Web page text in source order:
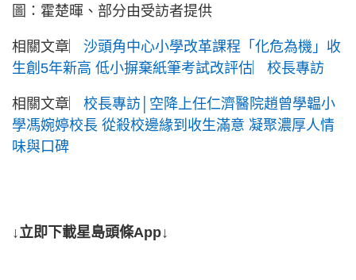
圖：霍楚暉、部分由受訪者提供
相關文章︳ 沙頭角中心小學改革課程「化危為機」收
生創5年新高 低小摒棄紙筆考試改評估︳校長專訪
相關文章︳ 校長專訪│空降上任仁濟醫院趙曾學韞小
學馮婉婷校長 從殺校邊緣到收生滿意 凝聚濃厚人情
味與口碑
↓立即下載星島頭條App↓